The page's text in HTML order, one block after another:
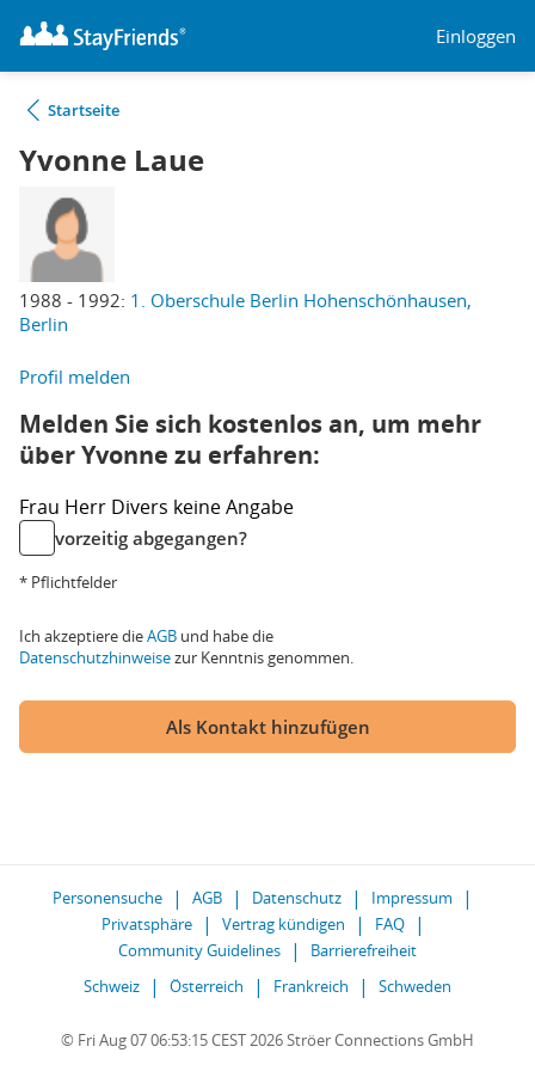
Einloggen
Startseite
Yvonne Laue
1988 - 1992: 1. Oberschule Berlin Hohenschönhausen,
Berlin
Profil melden
Melden Sie sich kostenlos an, um mehr
über Yvonne zu erfahren:
Frau Herr Divers keine Angabe
vorzeitig abgegangen?
* Pflichtfelder
Ich akzeptiere dieAGB und habe die
Datenschutzhinweisezur Kenntnis genommen.
Als Kontakt hinzufügen
Personensuche AGB Datenschutz
Impressum
Privatsphäre
Vertrag kündigen
FAQ
Community Guidelines
Barrierefreiheit
Schweiz
Österreich Frankreich Schweden
© Fri Aug 07 06:53:15 CEST 2026 Ströer Connections GmbH